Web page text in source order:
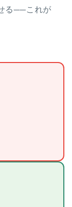
る──これが